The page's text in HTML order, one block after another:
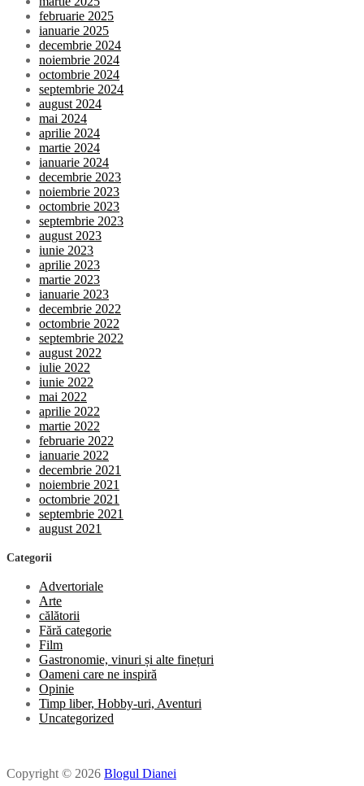
februarie 2025
ianuarie 2025
decembrie 2024
noiembrie 2024
octombrie 2024
septembrie 2024
august 2024
mai 2024
aprilie 2024
martie 2024
ianuarie 2024
decembrie 2023
noiembrie 2023
octombrie 2023
septembrie 2023
august 2023
iunie 2023
aprilie 2023
martie 2023
ianuarie 2023
decembrie 2022
octombrie 2022
septembrie 2022
august 2022
iulie 2022
iunie 2022
mai 2022
aprilie 2022
martie 2022
februarie 2022
ianuarie 2022
decembrie 2021
noiembrie 2021
octombrie 2021
septembrie 2021
august 2021
Categorii
Advertoriale
Arte
călătorii
Fără categorie
Film
Gastronomie, vinuri și alte finețuri
Oameni care ne inspiră
Opinie
Timp liber, Hobby-uri, Aventuri
Uncategorized
Copyright © 2026 Blogul Dianei